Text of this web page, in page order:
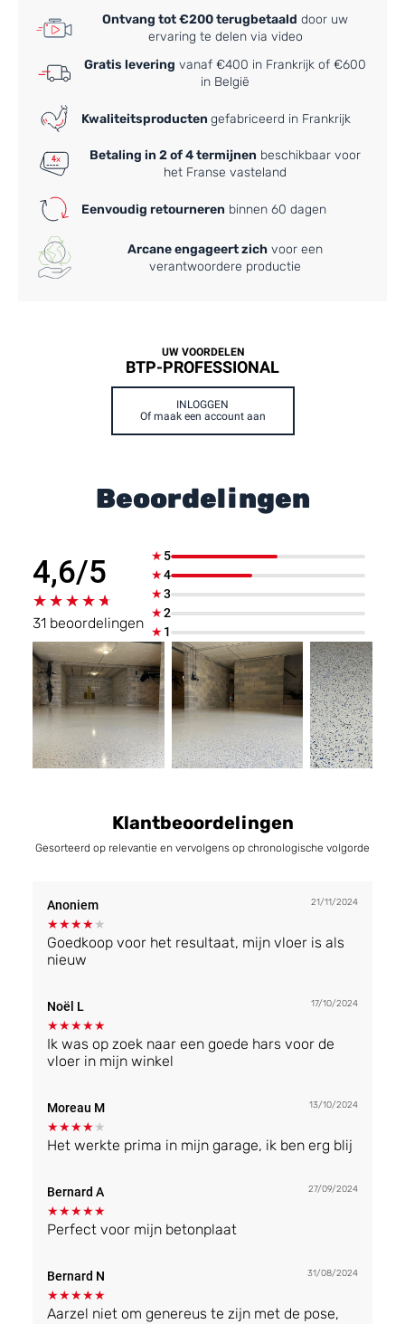
Ontvang tot €200 terugbetaald door uw
ervaring te delen via video
Gratis levering vanaf €400 in Frankrijk of €600
in België
Kwaliteitsproducten gefabriceerd in Frankrijk
Betaling in 2 of 4 termijnen beschikbaar voor
het Franse vasteland
Eenvoudig retourneren binnen 60 dagen
Arcane engageert zich voor een
verantwoordere productie
UW VOORDELEN
BTP-PROFESSIONAL
INLOGGEN
Of maak een account aan
Beoordelingen
4,6/5
★★★★★
★★★★★
31 beoordelingen
★5
★4
★3
★2
★1
Klantbeoordelingen
Gesorteerd op relevantie en vervolgens op chronologische volgorde
Anoniem 21/11/2024
★★★★★
Goedkoop voor het resultaat, mijn vloer is als
nieuw
Noël L 17/10/2024
★★★★★
Ik was op zoek naar een goede hars voor de
vloer in mijn winkel
Moreau M 13/10/2024
★★★★★
Het werkte prima in mijn garage, ik ben erg blij
Bernard A 27/09/2024
★★★★★
Perfect voor mijn betonplaat
Bernard N 31/08/2024
★★★★★
Aarzel niet om genereus te zijn met de pose,